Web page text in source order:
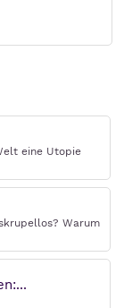
eine Utopie
Warum